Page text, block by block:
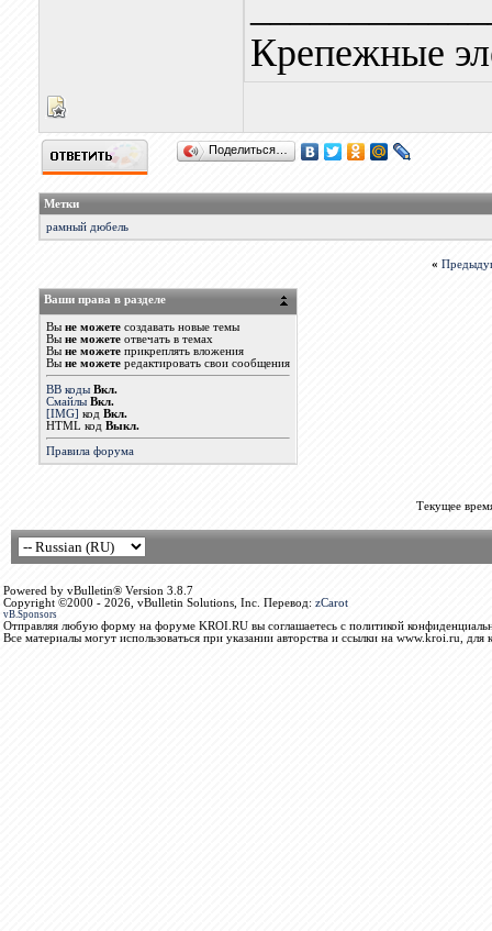
Крепежные
Поделиться…
Метки
рамный дюбель
«
Ваши права в разделе
Вы не можетесоздавать новые темы
Вы не можетеотвечать в темах
Вы не можетеприкреплять вложения
Вы не можетередактировать свои сообщения
BB коды Вкл.
Смайлы Вкл.
[IMG] код Вкл.
HTML код Выкл.
Правила форума
Текущее
Powered by vBulletin® Version 3.8.7
Copyright ©2000 - 2026, vBulletin Solutions, Inc. Перевод: zCarot
vB.Sponsors
Отправляя любую форму на форуме KROI.RU вы соглашаетесь с политикой
Все материалы могут использоваться при указании авторства и ссылки на www.kroi.ru, для